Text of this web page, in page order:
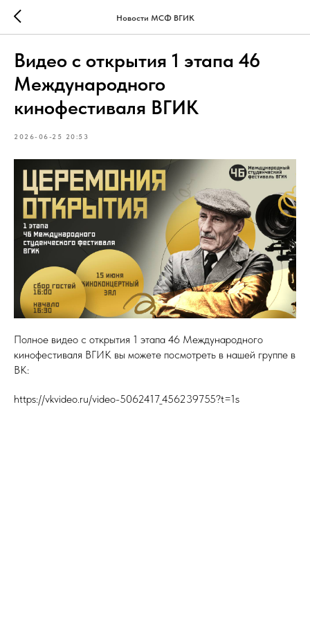
Новости МСФ ВГИК
Видео с открытия 1 этапа 46
Международного
кинофестиваля ВГИК
2026-06-25 20:53
Полное видео с открытия 1 этапа 46 Международного
кинофестиваля ВГИК вы можете посмотреть в нашей группе в
ВК:
https://vkvideo.ru/video-5062417_456239755?t=1s